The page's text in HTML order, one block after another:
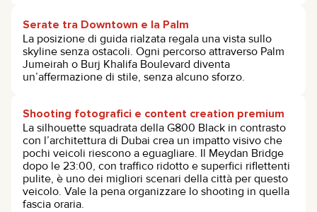
Serate tra Downtown e la Palm
La posizione di guida rialzata regala una vista sullo
skyline senza ostacoli. Ogni percorso attraverso Palm
Jumeirah o Burj Khalifa Boulevard diventa
un’affermazione di stile, senza alcuno sforzo.
Shooting fotografici e content creation premium
La silhouette squadrata della G800 Black in contrasto
con l’architettura di Dubai crea un impatto visivo che
pochi veicoli riescono a eguagliare. Il Meydan Bridge
dopo le 23:00, con traffico ridotto e superfici riflettenti
pulite, è uno dei migliori scenari della città per questo
veicolo. Vale la pena organizzare lo shooting in quella
fascia oraria.